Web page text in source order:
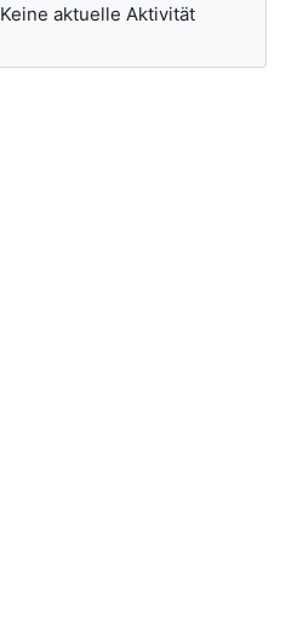
Keine aktuelle Aktivität